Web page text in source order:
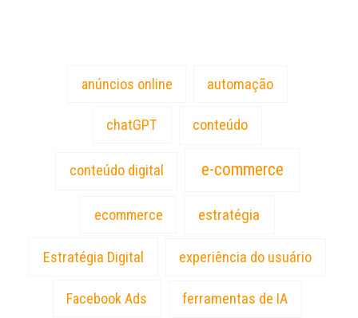
anúncios online automação
chatGPT conteúdo
conteúdo digital e-commerce
ecommerce estratégia
Estratégia Digital experiência do usuário
Facebook Ads ferramentas de IA